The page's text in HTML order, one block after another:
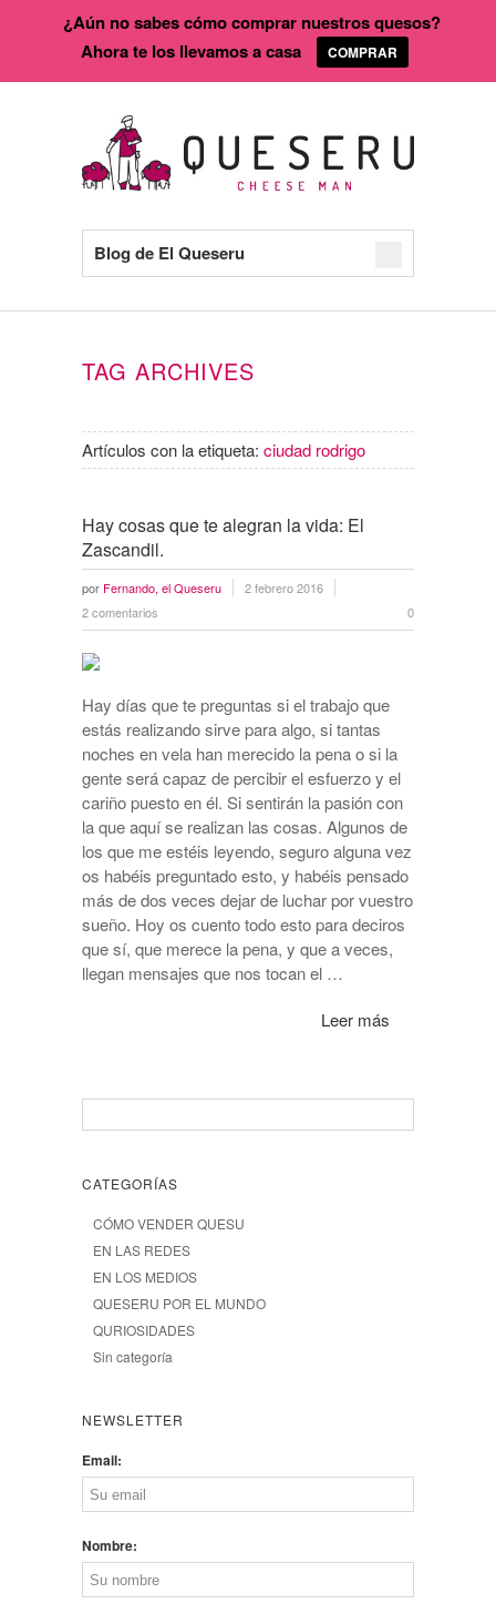
Blog de El Queseru
TAG ARCHIVES
Artículos con la etiqueta: ciudad rodrigo
Hay cosas que te alegran la vida: El
Zascandil.
por Fernando, el Queseru
2 febrero 2016
2 comentarios
0
Hay días que te preguntas si el trabajo que
estás realizando sirve para algo, si tantas
noches en vela han merecido la pena o si la
gente será capaz de percibir el esfuerzo y el
cariño puesto en él. Si sentirán la pasión con
la que aquí se realizan las cosas. Algunos de
los que me estéis leyendo, seguro alguna vez
os habéis preguntado esto, y habéis pensado
más de dos veces dejar de luchar por vuestro
sueño. Hoy os cuento todo esto para deciros
que sí, que merece la pena, y que a veces,
llegan mensajes que nos tocan el …
Leer más
CATEGORÍAS
CÓMO VENDER QUESU
EN LAS REDES
EN LOS MEDIOS
QUESERU POR EL MUNDO
QURIOSIDADES
Sin categoría
NEWSLETTER
Email:
Nombre:
¿Aún no sabes cómo comprar nuestros quesos?
Ahora te los llevamos a casa
COMPRAR